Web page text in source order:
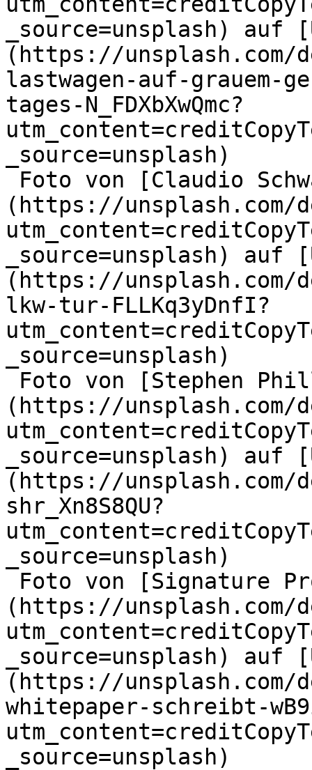
_source=unsplash) auf
(https://unsplash.com/
lastwagen-auf-grauem-
tages-N_FDXbXwQmc?
_source=unsplash)
(https://unsplash.com/
_source=unsplash) auf
(https://unsplash.com/
lkw-tur-FLLKq3yDnfI?
_source=unsplash)
(https://unsplash.com/
_source=unsplash) auf
(https://unsplash.com/
shr_Xn8S8QU?
_source=unsplash)
(https://unsplash.com/
_source=unsplash) auf
(https://unsplash.com/
whitepaper-schreibt-
_source=unsplash)